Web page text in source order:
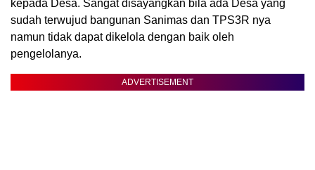
kepada Desa. Sangat disayangkan bila ada Desa yang
sudah terwujud bangunan Sanimas dan TPS3R nya
namun tidak dapat dikelola dengan baik oleh
pengelolanya.
ADVERTISEMENT